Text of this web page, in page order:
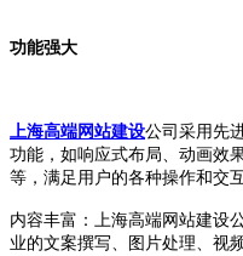
功能强大
上海高端网站建设公司采用先
功能，如响应式布局、动画效
等，满足用户的各种操作和交互
内容丰富：上海高端网站建设
业的文案撰写、图片处理、视